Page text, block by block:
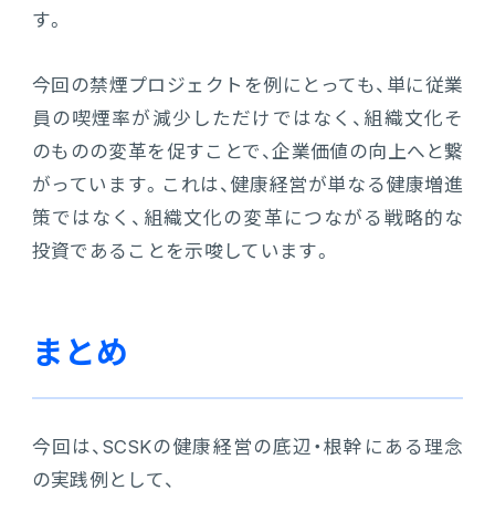
す。
今回の禁煙プロジェクトを例にとっても、単に従業
員の喫煙率が減少しただけではなく、組織文化そ
のものの変革を促すことで、企業価値の向上へと繋
がっています。これは、健康経営が単なる健康増進
策ではなく、組織文化の変革につながる戦略的な
投資であることを示唆しています。
まとめ
今回は、SCSKの健康経営の底辺・根幹にある理念
の実践例として、